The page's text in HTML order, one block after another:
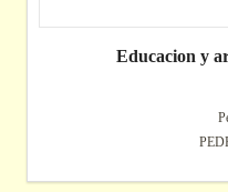
Educacion y